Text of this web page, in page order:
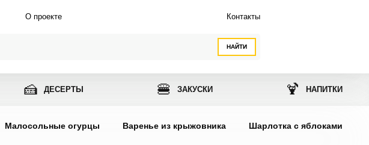
НАЙТИ
О проекте Контакты
🍰 ДЕСЕРТЫ 🍔 ЗАКУСКИ 🍹 НАПИТКИ
Малосольные огурцы Варенье из крыжовника Шарлотка с яблоками